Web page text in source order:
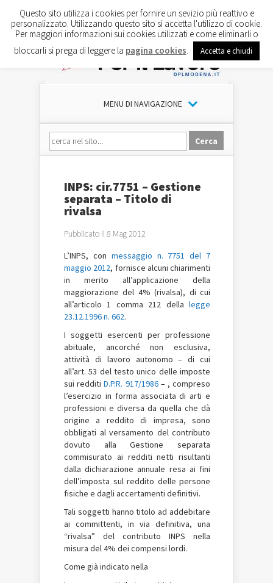
MENU DI NAVIGAZIONE
INPS: cir.7751 – Gestione
separata – Titolo di
rivalsa
Pubblicato il 8 Mag 2012
L’INPS, con messaggio n. 7751 del 7
maggio 2012, fornisce alcuni chiarimenti
in merito all’applicazione della
maggiorazione del 4% (rivalsa), di cui
all’articolo 1 comma 212 della legge
23.12.1996 n. 662.
I soggetti esercenti per professione
abituale, ancorché non esclusiva,
attività di lavoro autonomo – di cui
all’art. 53 del testo unico delle imposte
sui redditiD.P.R. 917/1986– , compreso
l’esercizio in forma associata di arti e
professioni e diversa da quella che dà
origine a reddito di impresa, sono
obbligati al versamento del contributo
dovuto alla Gestione separata
commisurato ai redditi netti risultanti
dalla dichiarazione annuale resa ai fini
dell’imposta sul reddito delle persone
fisiche e dagli accertamenti definitivi.
Tali soggetti hanno titolo ad addebitare
ai committenti, in via definitiva, una
“rivalsa” del contributo INPS nella
misura del 4% dei compensi lordi.
Come già indicato nella
Questo sito utilizza i cookies per fornire un sevizio più reattivo e
personalizzato. Utilizzando questo sito si accetta l'utilizzo di cookie.
Per maggiori informazioni sui cookies utilizzati e come eliminarli o
bloccarli si prega di leggere la pagina cookies Accetta e chiudi